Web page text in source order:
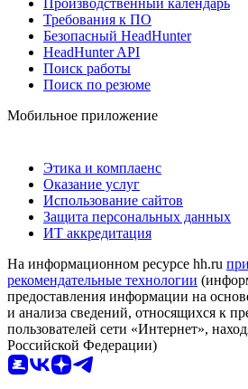
Требования к ПО
Безопасный HeadHunter
HeadHunter API
Поиск работы
Поиск по резюме
Мобильное приложение
Этика и комплаенс
Оказание услуг
Использование сайтов
Защита персональных данных
ИТ аккредитация
На информационном ресурсе hh.ru
рекомендательные технологии
предоставления информации на
и анализа сведений, относящихся к
пользователей сети «Интернет»,
Российской Федерации)